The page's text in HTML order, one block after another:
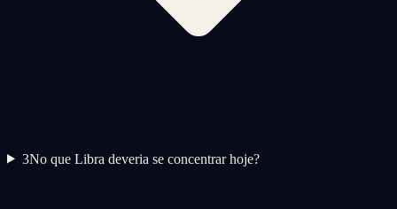
3No que Libra deveria se concentrar hoje?